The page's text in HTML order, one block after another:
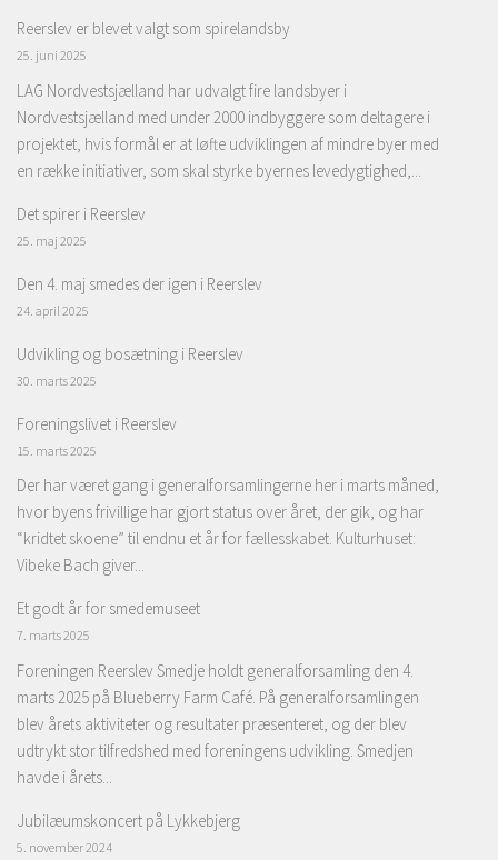
Reerslev er blevet valgt som spirelandsby
25. juni 2025
LAG Nordvestsjælland har udvalgt fire landsbyer i
Nordvestsjælland med under 2000 indbyggere som deltagere i
projektet, hvis formål er at løfte udviklingen af mindre byer med
en række initiativer, som skal styrke byernes levedygtighed,...
Det spirer i Reerslev
25. maj 2025
Den 4. maj smedes der igen i Reerslev
24. april 2025
Udvikling og bosætning i Reerslev
30. marts 2025
Foreningslivet i Reerslev
15. marts 2025
Der har været gang i generalforsamlingerne her i marts måned,
hvor byens frivillige har gjort status over året, der gik, og har
“kridtet skoene” til endnu et år for fællesskabet. Kulturhuset:
Vibeke Bach giver...
Et godt år for smedemuseet
7. marts 2025
Foreningen Reerslev Smedje holdt generalforsamling den 4.
marts 2025 på Blueberry Farm Café. På generalforsamlingen
blev årets aktiviteter og resultater præsenteret, og der blev
udtrykt stor tilfredshed med foreningens udvikling. Smedjen
havde i årets...
Jubilæumskoncert på Lykkebjerg
5. november 2024